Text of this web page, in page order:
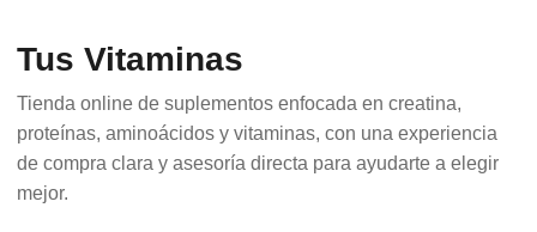
Tus Vitaminas
Tienda online de suplementos enfocada en creatina,
proteínas, aminoácidos y vitaminas, con una experiencia
de compra clara y asesoría directa para ayudarte a elegir
mejor.